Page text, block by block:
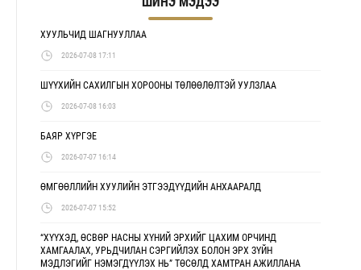
ХУУЛЬЧИД ШАГНУУЛЛАА
2026-07-08 17:11
ШҮҮХИЙН САХИЛГЫН ХОРООНЫ ТӨЛӨӨЛӨЛТЭЙ УУЛЗЛАА
2026-07-08 16:03
БАЯР ХҮРГЭЕ
2026-07-07 16:14
ӨМГӨӨЛЛИЙН ХУУЛИЙН ЭТГЭЭДҮҮДИЙН АНХААРАЛД
2026-07-07 15:52
“ХҮҮХЭД, ӨСВӨР НАСНЫ ХҮНИЙ ЭРХИЙГ ЦАХИМ ОРЧИНД
ХАМГААЛАХ, УРЬДЧИЛАН СЭРГИЙЛЭХ БОЛОН ЭРХ ЗҮЙН
МЭДЛЭГИЙГ НЭМЭГДҮҮЛЭХ НЬ” ТӨСӨЛД ХАМТРАН АЖИЛЛАНА